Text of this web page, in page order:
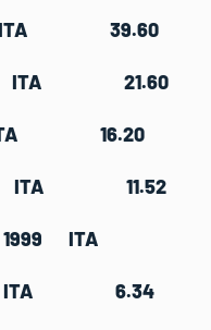
ITA 39.60
ITA 21.60
ITA 16.20
ITA 11.52
1999 ITA
ITA 6.34